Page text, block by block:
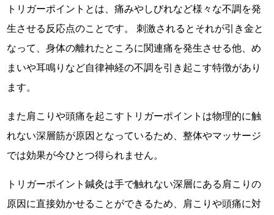
トリガーポイントとは、痛みやしびれなど様々な不調を発
生させる反応点のことです。 刺激されるとそれが引き金と
なって、身体の離れたところに関連痛を発生させる他、め
まいや耳鳴りなど自律神経の不調を引き起こす特徴があり
ます。
また肩こりや頭痛を起こすトリガーポイントは物理的に触
れない深層筋が原因となっているため、整体やマッサージ
では効果が今ひとつ得られません。
トリガーポイント鍼灸は手で触れない深層にある肩こりの
原因に直接効かせることができるため、肩こりや頭痛に対